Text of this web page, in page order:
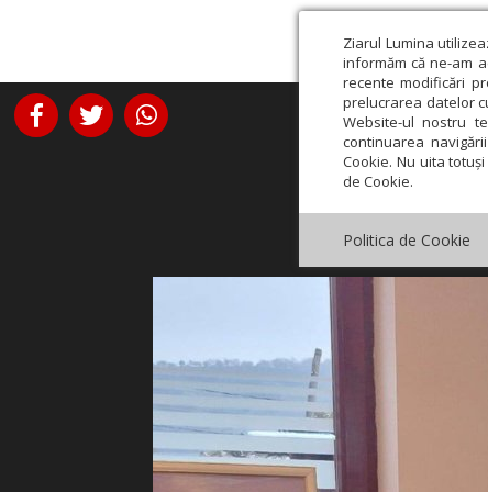
Ziarul Lumina
informăm că ne-am
recente modificări
prelucrarea datelor
Website-ul nostru
continuarea
Cookie. Nu uita
de Cookie.
Politica de Cookie